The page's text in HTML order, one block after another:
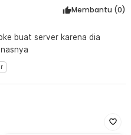
Membantu (0)
buat server karena dia